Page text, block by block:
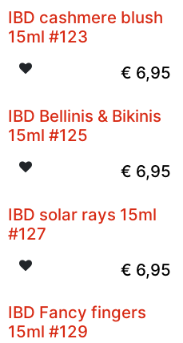
IBD cashmere blush
15ml #123
€ 6,95
IBD Bellinis & Bikinis
15ml #125
€ 6,95
IBD solar rays 15ml
#127
€ 6,95
IBD Fancy fingers
15ml #129